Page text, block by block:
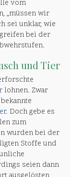
vom
„müssen wir
sei unklar, wie
bei der
und Tier
lohnen. Zwar
bekannte
. Doch gebe es
zum
wurden bei der
Stoffe und
seien dann